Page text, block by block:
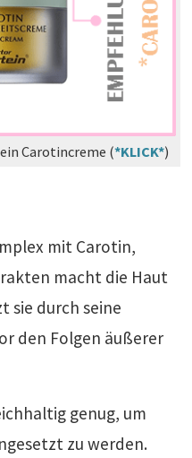
Carotincreme (*KLICK*)
mit Carotin,
macht die Haut
sie durch seine
den Folgen äußerer
genug, um
zu werden.